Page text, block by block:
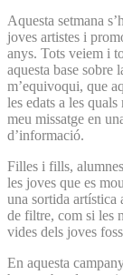
Aquesta setmana
joves artistes i
anys. Tots veiem i
aquesta base
m’equivoqui, que
les edats a les
meu missatge en
d’informació.
Filles i fills,
les joves que es
una sortida artística
de filtre, com si les
vides dels joves
En aquesta